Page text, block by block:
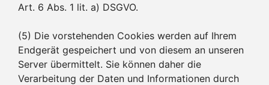
Art. 6 Abs. 1 lit. a) DSGVO.
(5) Die vorstehenden Cookies werden auf Ihrem
Endgerät gespeichert und von diesem an unseren
Server übermittelt. Sie können daher die
Verarbeitung der Daten und Informationen durch